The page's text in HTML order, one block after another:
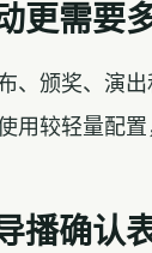
更需要
、颁奖、演
用较轻量配
播确认